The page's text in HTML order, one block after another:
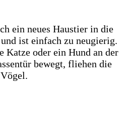
ein neues Haustier in die
ist einfach zu neugierig.
Katze oder ein Hund an der
bewegt, fliehen die
Vögel.